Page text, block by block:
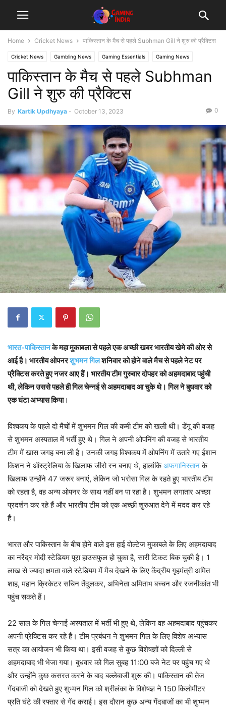
Home Cricket News पाकिस्तान के मैच से पहले Subhman Gill ने शुरु की प्रैक्टिस
Cricket News Gambling News Gaming Essentials Gaming News
पाकिस्तान के मैच से पहले Subhman
Gill ने शुरु की प्रैक्टिस
By Kartik Updhyaya - October 13, 2023 0
भारत-पाकिस्तानके महा मुकाबला से पहले एक अच्छी खबर भारतीय खेमे की ओर से
आई है। भारतीय ओपनरशुभमन गिलशनिवार को होने वाले मैच से पहले नेट पर
प्रैक्टिस करते हुए नजर आए हैं। भारतीय टीम गुरुवार दोपहर को अहमदाबाद पहुंची
थी, लेकिन उससे पहले ही गिल चेन्नई से अहमदाबाद आ चुके थे। गिल ने बुधवार को
एक घंटा अभ्यास किया।
विश्वकप के पहले दो मैचों में शुभमन गिल की कमी टीम को खली थी। डेंगू की वजह
से शुभमन अस्पताल में भर्ती हुए थे। गिल ने अपनी ओपनिंग की वजह से भारतीय
टीम में खास जगह बना ली है। उनकी जगह विश्वकप में ओपनिंग में उतारे गए ईशान
किशन ने ऑस्ट्रेलिया के खिलाफ जीरो रन बनाए थे, हालांकिअफगानिस्तानके
खिलाफ उन्होंने 47 जरूर बनाएं, लेकिन जो भरोसा गिल के रहते हुए भारतीय टीम
को रहता है, वह अन्य ओपनर के साथ नहीं बन पा रहा है। शुभमन लगातार अच्छा
प्रदर्शन कर रहे हैं और भारतीय टीम को एक अच्छी शुरुआत देने में मदद कर रहे
हैं।
भारत और पाकिस्तान के बीच होने वाले इस हाई वोल्टेज मुकाबले के लिए अहमदाबाद
का नरेंद्र मोदी स्टेडियम पूरा हाउसफुल हो चुका है, सारी टिकट बिक चुकी है। 1
लाख से ज्यादा क्षमता वाले स्टेडियम में मैच देखने के लिए केंद्रीय गृहमंत्री अमित
शाह, महान क्रिकेटर सचिन तेंदुलकर, अभिनेता अमिताभ बच्चन और रजनीकांत भी
पहुंच सकते हैं।
22 साल के गिल चेन्नई अस्पताल में भर्ती भी हुए थे, लेकिन वह अहमदाबाद पहुंचकर
अपनी प्रेक्टिस कर रहे हैं। टीम प्रबंधन ने शुभमन गिल के लिए विशेष अभ्यास
सत्र का आयोजन भी किया था। इसी वजह से कुछ विशेषज्ञों को दिल्ली से
अहमदाबाद भी भेजा गया। बुधवार को गिल सुबह 11:00 बजे नेट पर पहुंच गए थे
और उन्होंने कुछ कसरत करने के बाद बल्लेबाजी शुरू की। पाकिस्तान की तेज
गेंदबाजी को देखते हुए शुभ्मन गिल को श्रीलंका के विशेषज्ञ ने 150 किलोमीटर
प्रति घंटे की रफ्तार से गेंद कराई। इस दौरान कुछ अन्य गेंदबाजों का भी शुभ्मन